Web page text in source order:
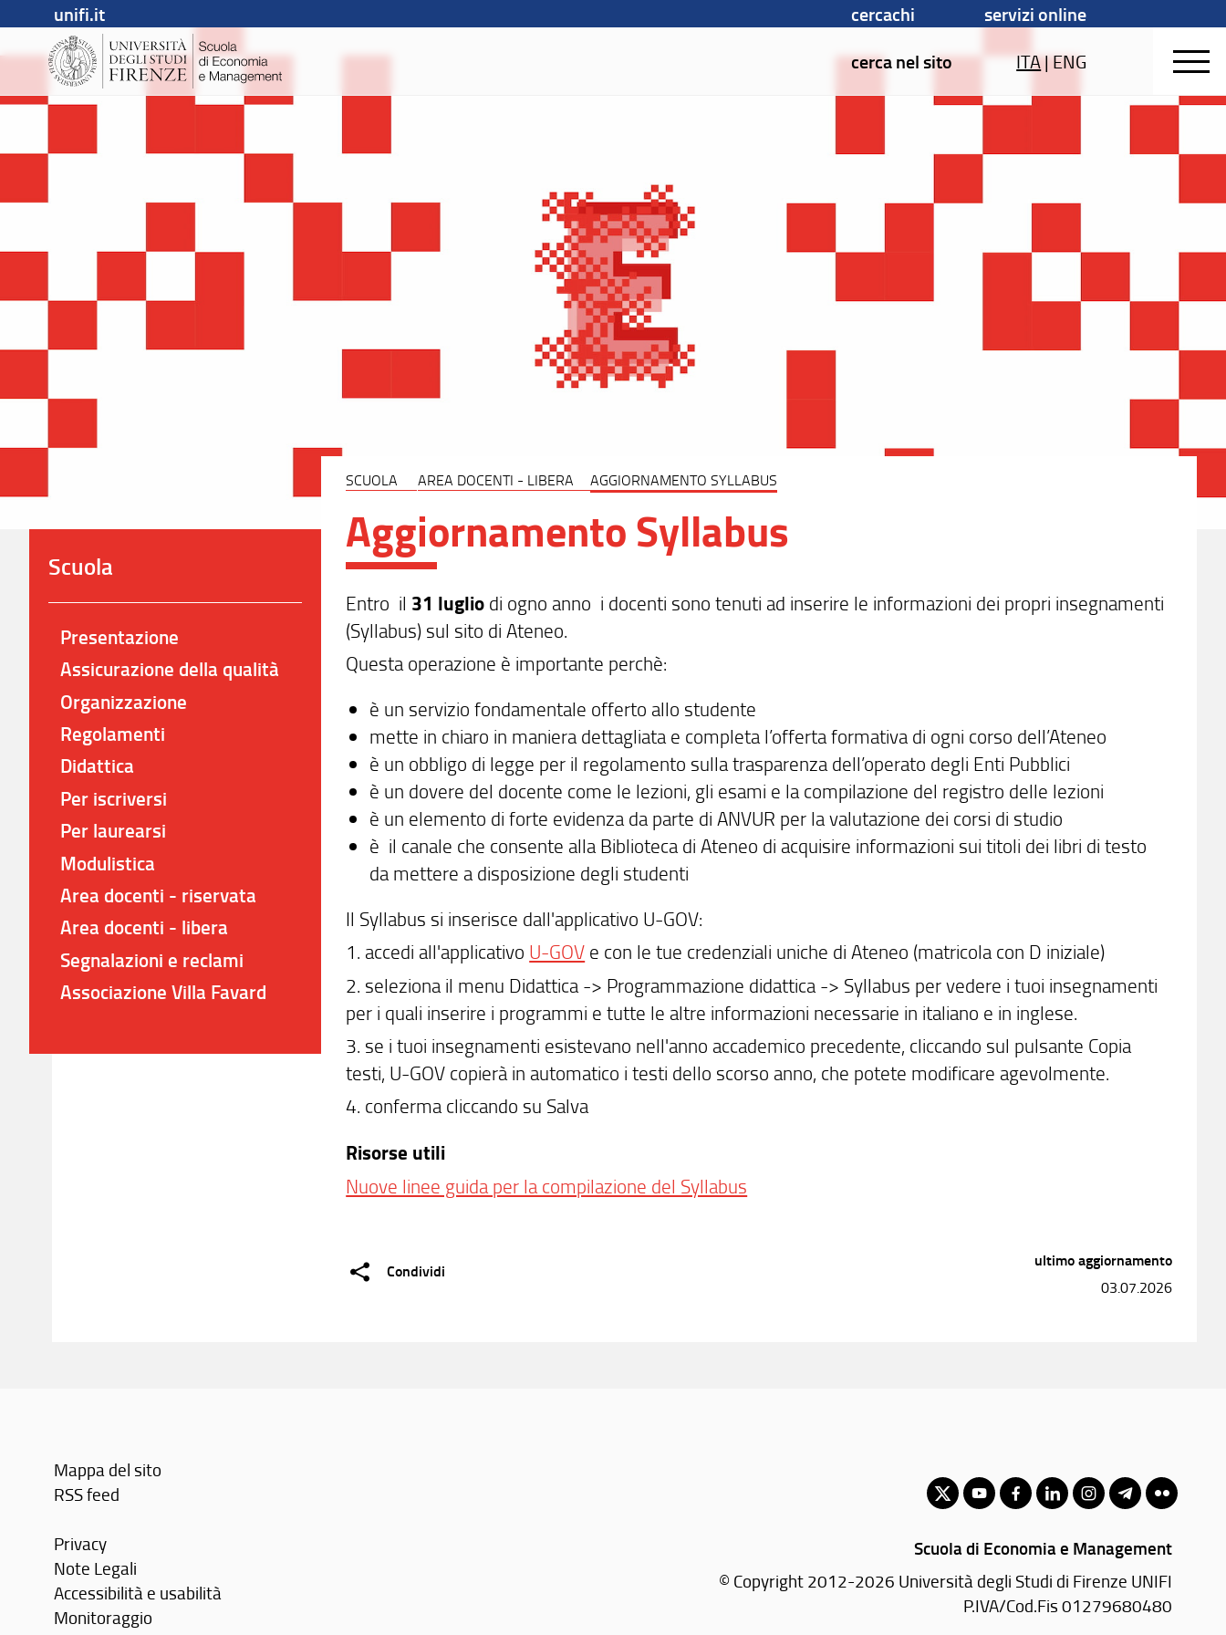
unifi.it cercachi
servizi online
cerca nel sito
ITA|ENG
SCUOLA AREA DOCENTI - LIBERA AGGIORNAMENTO SYLLABUS
Aggiornamento Syllabus
Entro il 31 luglio di ogno anno i docenti sono tenuti ad inserire le informazioni dei propri insegnamenti
(Syllabus) sul sito di Ateneo.
Questa operazione è importante perchè:
è un servizio fondamentale offerto allo studente
mette in chiaro in maniera dettagliata e completa l’offerta formativa di ogni corso dell’Ateneo
è un obbligo di legge per il regolamento sulla trasparenza dell’operato degli Enti Pubblici
è un dovere del docente come le lezioni, gli esami e la compilazione del registro delle lezioni
è un elemento di forte evidenza da parte di ANVUR per la valutazione dei corsi di studio
è il canale che consente alla Biblioteca di Ateneo di acquisire informazioni sui titoli dei libri di testo
da mettere a disposizione degli studenti
Il Syllabus si inserisce dall'applicativo U-GOV:
1. accedi all'applicativo U-GOV e con le tue credenziali uniche di Ateneo (matricola con D iniziale)
2. seleziona il menu Didattica -> Programmazione didattica -> Syllabus per vedere i tuoi insegnamenti
per i quali inserire i programmi e tutte le altre informazioni necessarie in italiano e in inglese.
3. se i tuoi insegnamenti esistevano nell'anno accademico precedente, cliccando sul pulsante Copia
testi, U-GOV copierà in automatico i testi dello scorso anno, che potete modificare agevolmente.
4. conferma cliccando su Salva
Risorse utili
Nuove linee guida per la compilazione del Syllabus
Condividi
Scuola
Presentazione
Assicurazione della qualità
Organizzazione
Regolamenti
Didattica
Per iscriversi
Per laurearsi
Modulistica
Area docenti - riservata
Area docenti - libera
Segnalazioni e reclami
Associazione Villa Favard
ultimo aggiornamento
03.07.2026
Mappa del sito
RSS feed
Privacy
Note Legali
Accessibilità e usabilità
Monitoraggio
Scuola di Economia e Management
© Copyright 2012-2026 Università degli Studi di Firenze UNIFI
P.IVA/Cod.Fis 01279680480